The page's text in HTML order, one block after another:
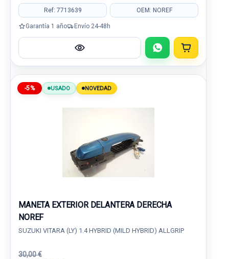
Ref: 7713639 OEM: NOREF
Garantía 1 año Envío 24-48h
-5% USADO NOVEDAD
MANETA EXTERIOR DELANTERA DERECHA
NOREF
SUZUKI VITARA (LY) 1.4 HYBRID (MILD HYBRID) ALLGRIP
30,00 €